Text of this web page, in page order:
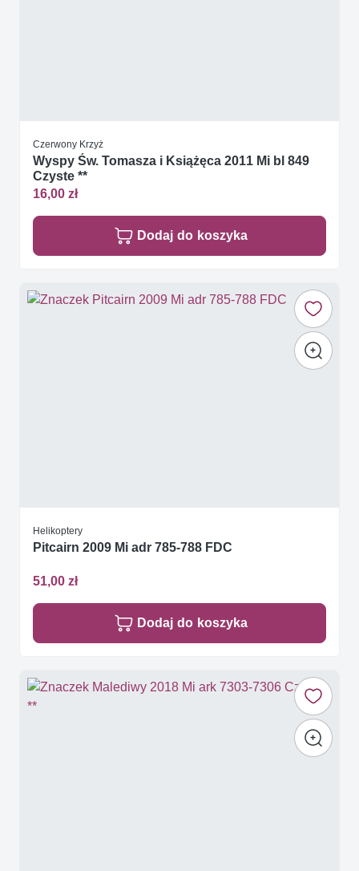
Czerwony Krzyż
Wyspy Św. Tomasza i Książęca 2011 Mi bl 849
Czyste **
16,00 zł
Dodaj do koszyka
Helikoptery
Pitcairn 2009 Mi adr 785-788 FDC
51,00 zł
Dodaj do koszyka